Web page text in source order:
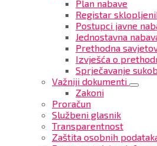
Plan nabave
Registar
Postupci javne
Jednostavna
Prethodna
Izvješća o
Sprječavanje
Važniji dokumenti
Zakoni
Proračun
Službeni glasnik
Transparentnost
Zaštita osobnih